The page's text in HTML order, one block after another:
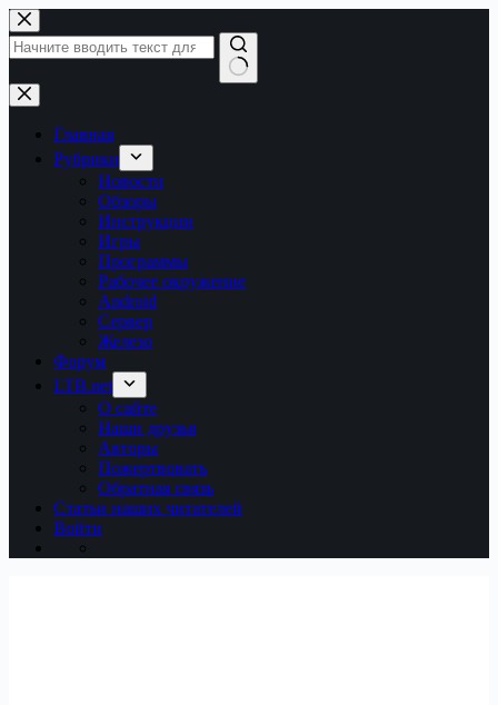
Перейти
к
сути
Ничего
не
найденоГлавная
Рубрики
Новости
Обзоры
Инструкции
Игры
Программы
Рабочее окружение
Android
Сервер
Железо
Форум
LTB.net
О сайте
Наши друзья
Авторы
Пожертвовать
Обратная связь
Статьи наших читателей
Войти